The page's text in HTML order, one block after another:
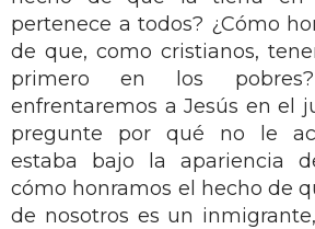
pertenece a todos? ¿Cómo
de que, como cristianos,
primero en los
enfrentaremos a Jesús en el
pregunte por qué no le
estaba bajo la apariencia
cómo honramos el hecho de
de nosotros es un